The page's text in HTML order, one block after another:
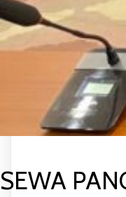
SEWA